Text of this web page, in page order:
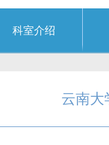
科室介绍
云南大